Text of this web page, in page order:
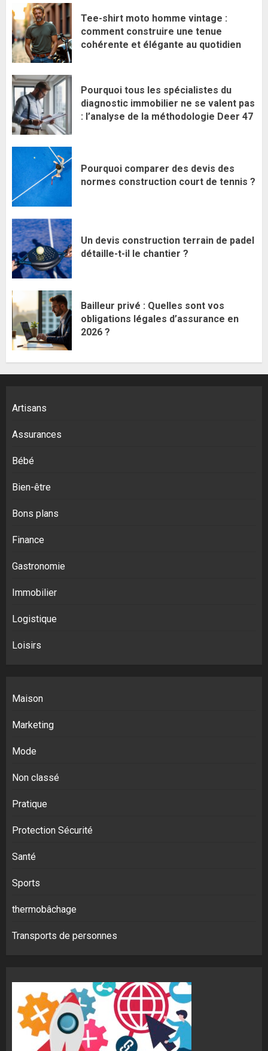
Tee-shirt moto homme vintage :
comment construire une tenue
cohérente et élégante au quotidien
Pourquoi tous les spécialistes du
diagnostic immobilier ne se valent pas
: l’analyse de la méthodologie Deer 47
Pourquoi comparer des devis des
normes construction court de tennis ?
Un devis construction terrain de padel
détaille-t-il le chantier ?
Bailleur privé : Quelles sont vos
obligations légales d’assurance en
2026 ?
Artisans
Assurances
Bébé
Bien-être
Bons plans
Finance
Gastronomie
Immobilier
Logistique
Loisirs
Maison
Marketing
Mode
Non classé
Pratique
Protection Sécurité
Santé
Sports
thermobâchage
Transports de personnes